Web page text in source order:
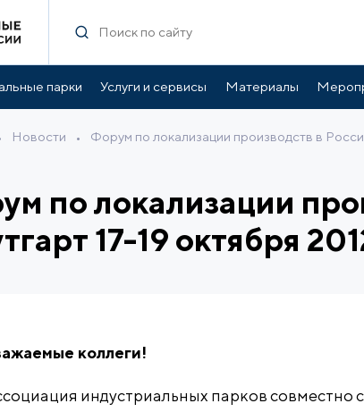
парки Услуги и сервисы Материалы
Новости • Форум по локализации производств в
по локализации
17-19 октября
коллеги!
индустриальных парков совместно